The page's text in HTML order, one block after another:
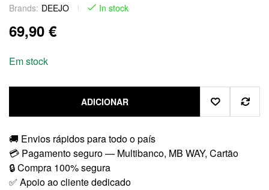
Brands: DEEJO In stock
69,90 €
Em stock
ADICIONAR
🚚 Envios rápidos para todo o país
💳 Pagamento seguro — Multibanco, MB WAY, Cartão
🔒 Compra 100% segura
✅ Apoio ao cliente dedicado